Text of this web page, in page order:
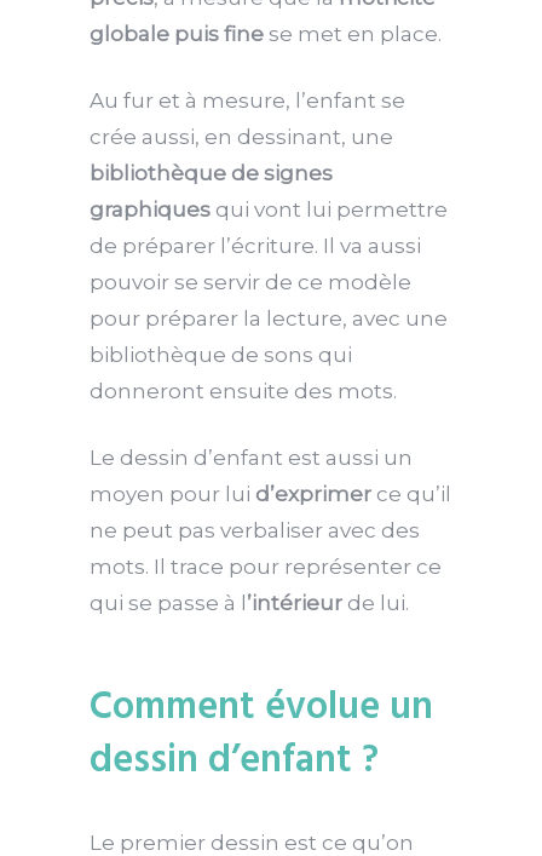
globale puis fine se met en place.
Au fur et à mesure, l’enfant se
crée aussi, en dessinant, une
bibliothèque de signes
graphiques qui vont lui permettre
de préparer l’écriture. Il va aussi
pouvoir se servir de ce modèle
pour préparer la lecture, avec une
bibliothèque de sons qui
donneront ensuite des mots.
Le dessin d’enfant est aussi un
moyen pour lui d’exprimer ce qu’il
ne peut pas verbaliser avec des
mots. Il trace pour représenter ce
qui se passe à l’intérieur de lui.
Comment évolue un
dessin d’enfant ?
Le premier dessin est ce qu’on